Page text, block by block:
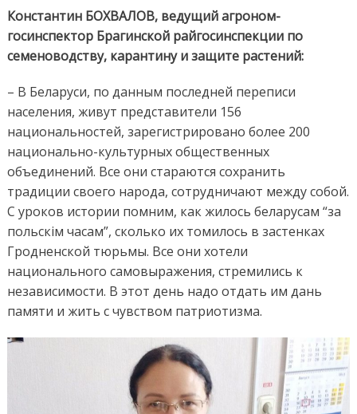
Константин БОХВАЛОВ, ведущий агроном-
госинспектор Брагинской райгосинспекции по
семеноводству, карантину и защите растений:
– В Беларуси, по данным последней переписи
населения, живут представители 156
национальностей, зарегистрировано более 200
национально-культурных общественных
объединений. Все они стараются сохранить
традиции своего народа, сотрудничают между собой.
С уроков истории помним, как жилось беларусам “за
польскім часам”, сколько их томилось в застенках
Гродненской тюрьмы. Все они хотели
национального самовыражения, стремились к
независимости. В этот день надо отдать им дань
памяти и жить с чувством патриотизма.